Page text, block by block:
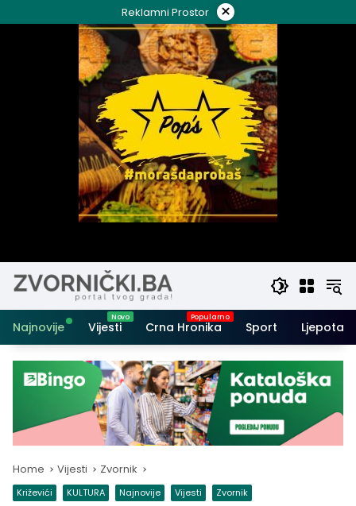
to
Reklamni Prostor ×
Najnovije Vijesti Crna Hronika Sport Ljepota i
Home Vijesti Zvornik
Križevići KULTURA Najnovije Vijesti Zvornik